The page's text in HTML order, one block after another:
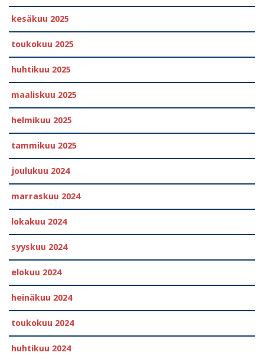
kesäkuu 2025
toukokuu 2025
huhtikuu 2025
maaliskuu 2025
helmikuu 2025
tammikuu 2025
joulukuu 2024
marraskuu 2024
lokakuu 2024
syyskuu 2024
elokuu 2024
heinäkuu 2024
toukokuu 2024
huhtikuu 2024